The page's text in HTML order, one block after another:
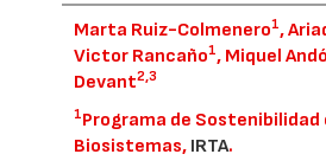
Marta Ruiz-Colmenero1,
Victor Rancaño1, Miquel
Devant2,3
1Programa de Sostenibilidad
Biosistemas, IRTA.